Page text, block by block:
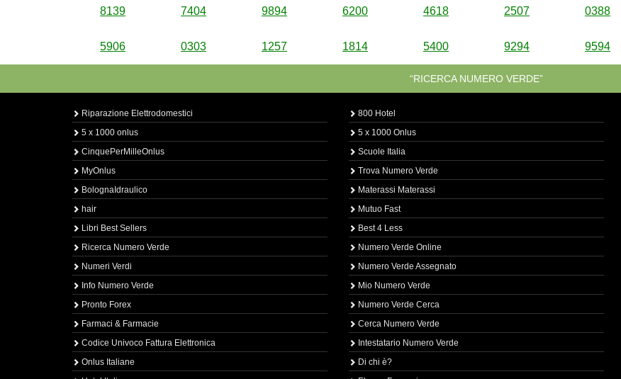
8139 7404 9894 6200 4618 2507 0388
5906 0303 1257 1814 5400 9294 9594
“RICERCA NUMERO VERDE”
Riparazione Elettrodomestici
5 x 1000 onlus
CinquePerMilleOnlus
MyOnlus
BolognaIdraulico
hair
Libri Best Sellers
Ricerca Numero Verde
Numeri Verdi
Info Numero Verde
Pronto Forex
Farmaci & Farmacie
Codice Univoco Fattura Elettronica
Onlus Italiane
800 Hotel
5 x 1000 Onlus
Scuole Italia
Trova Numero Verde
Materassi Materassi
Mutuo Fast
Best 4 Less
Numero Verde Online
Numero Verde Assegnato
Mio Numero Verde
Numero Verde Cerca
Cerca Numero Verde
Intestatario Numero Verde
Di chi è?